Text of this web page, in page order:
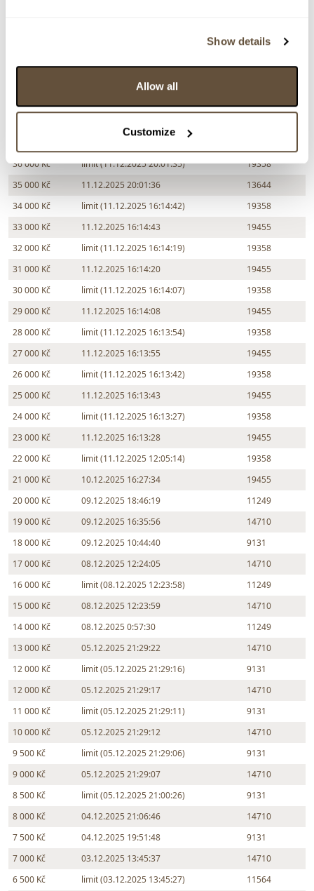
Show details
Allow all
Customize
limit (11.12.2025 20:02:07)
36 000 Kč
limit (11.12.2025 20:01:35)
19358
35 000 Kč
11.12.2025 20:01:36
13644
34 000 Kč
limit (11.12.2025 16:14:42)
19358
33 000 Kč
11.12.2025 16:14:43
19455
32 000 Kč
limit (11.12.2025 16:14:19)
19358
31 000 Kč
11.12.2025 16:14:20
19455
30 000 Kč
limit (11.12.2025 16:14:07)
19358
29 000 Kč
11.12.2025 16:14:08
19455
28 000 Kč
limit (11.12.2025 16:13:54)
19358
27 000 Kč
11.12.2025 16:13:55
19455
26 000 Kč
limit (11.12.2025 16:13:42)
19358
25 000 Kč
11.12.2025 16:13:43
19455
24 000 Kč
limit (11.12.2025 16:13:27)
19358
23 000 Kč
11.12.2025 16:13:28
19455
22 000 Kč
limit (11.12.2025 12:05:14)
19358
21 000 Kč
10.12.2025 16:27:34
19455
20 000 Kč
09.12.2025 18:46:19
11249
19 000 Kč
09.12.2025 16:35:56
14710
18 000 Kč
09.12.2025 10:44:40
9131
17 000 Kč
08.12.2025 12:24:05
14710
16 000 Kč
limit (08.12.2025 12:23:58)
11249
15 000 Kč
08.12.2025 12:23:59
14710
14 000 Kč
08.12.2025 0:57:30
11249
13 000 Kč
05.12.2025 21:29:22
14710
12 000 Kč
limit (05.12.2025 21:29:16)
9131
12 000 Kč
05.12.2025 21:29:17
14710
11 000 Kč
limit (05.12.2025 21:29:11)
9131
10 000 Kč
05.12.2025 21:29:12
14710
9 500 Kč
limit (05.12.2025 21:29:06)
9131
9 000 Kč
05.12.2025 21:29:07
14710
8 500 Kč
limit (05.12.2025 21:00:26)
9131
8 000 Kč
04.12.2025 21:06:46
14710
7 500 Kč
04.12.2025 19:51:48
9131
7 000 Kč
03.12.2025 13:45:37
14710
6 500 Kč
limit (03.12.2025 13:45:27) 11564